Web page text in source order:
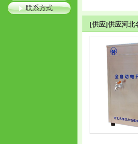
[供应]供应河北
联系方式